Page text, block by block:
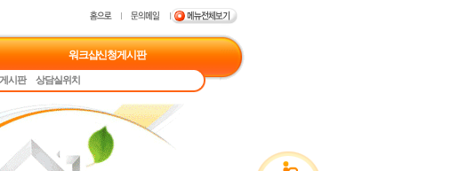
워크샵신청게시판
시판 상담실위치